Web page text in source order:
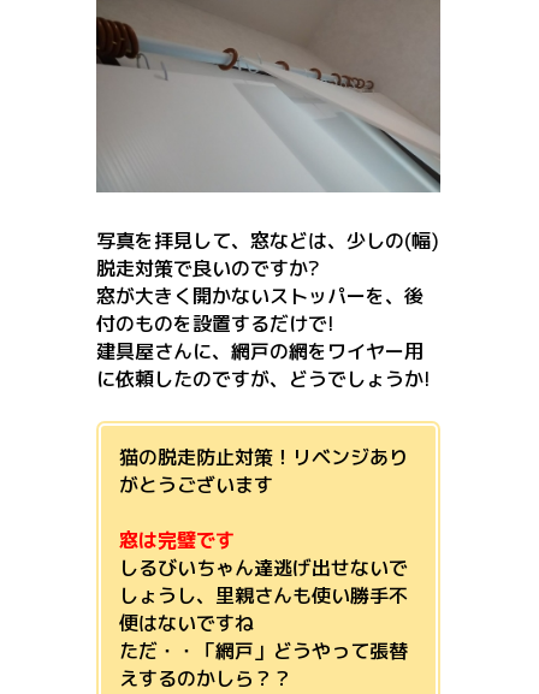
写真を拝見して、窓などは、少しの(幅)
脱走対策で良いのですか?
窓が大きく開かないストッパーを、後
付のものを設置するだけで!
建具屋さんに、網戸の網をワイヤー用
に依頼したのですが、どうでしょうか!
猫の脱走防止対策！リベンジあり
がとうございます
窓は完璧です
しるびいちゃん達逃げ出せないで
しょうし、里親さんも使い勝手不
便はないですね
ただ・・「網戸」どうやって張替
えするのかしら？？